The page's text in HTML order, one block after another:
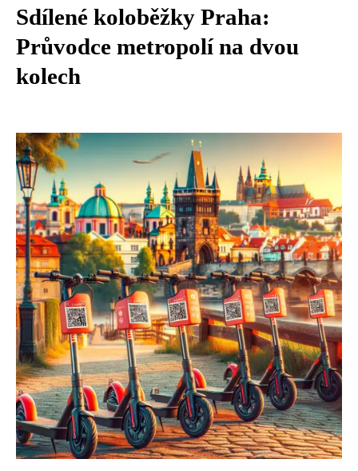
Sdílené koloběžky Praha:
Průvodce metropolí na dvou
kolech